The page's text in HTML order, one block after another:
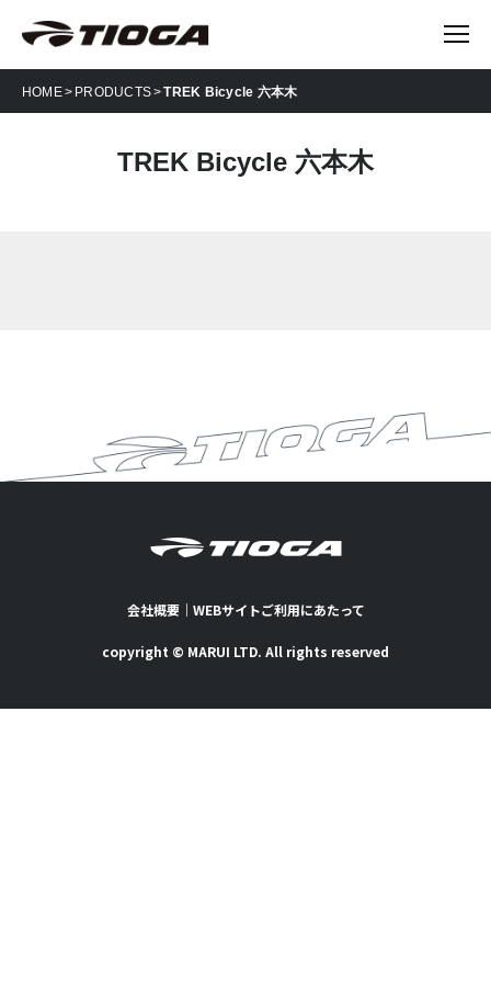
HOME PRODUCTS TREK Bicycle 六本木
TREK Bicycle 六本木
会社概要｜ WEBサイトご利用にあたって
copyright © MARUI LTD. All rights reserved